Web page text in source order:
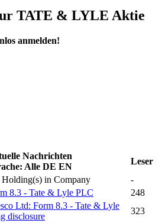
TATE & LYLE Aktie
anmelden!
Nachrichten
Alle DE EN
Leser
Holding(s) in Company
-
8.3 - Tate & Lyle PLC
248
Ltd: Form 8.3 - Tate & Lyle
disclosure
323